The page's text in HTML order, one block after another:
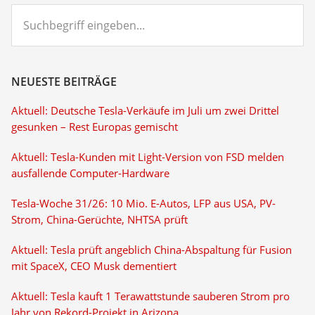
eingeben...
NEUESTE BEITRÄGE
Aktuell: Deutsche Tesla-Verkäufe im Juli um zwei Drittel
gesunken – Rest Europas gemischt
Aktuell: Tesla-Kunden mit Light-Version von FSD melden
ausfallende Computer-Hardware
Tesla-Woche 31/26: 10 Mio. E-Autos, LFP aus USA, PV-
Strom, China-Gerüchte, NHTSA prüft
Aktuell: Tesla prüft angeblich China-Abspaltung für Fusion
mit SpaceX, CEO Musk dementiert
Aktuell: Tesla kauft 1 Terawattstunde sauberen Strom pro